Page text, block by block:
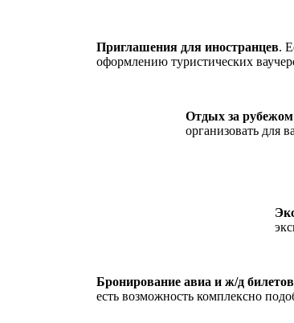
Приглашения для иностранцев.
оформлению туристических
Отдых за
организовать для
Бронирование авиа и ж/д
есть возможность комплексно